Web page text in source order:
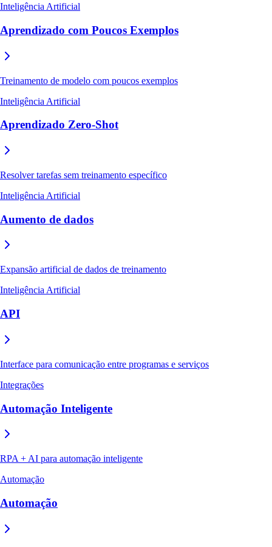
Inteligência Artificial
Aprendizado com Poucos Exemplos
Treinamento de modelo com poucos exemplos
Inteligência Artificial
Aprendizado Zero-Shot
Resolver tarefas sem treinamento específico
Inteligência Artificial
Aumento de dados
Expansão artificial de dados de treinamento
Inteligência Artificial
API
Interface para comunicação entre programas e serviços
Integrações
Automação Inteligente
RPA + AI para automação inteligente
Automação
Automação